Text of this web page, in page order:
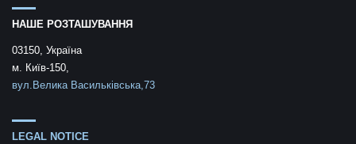
НАШЕ РОЗТАШУВАННЯ
03150, Україна
м. Київ-150,
вул.Велика Васильківська,73
LEGAL NOTICE